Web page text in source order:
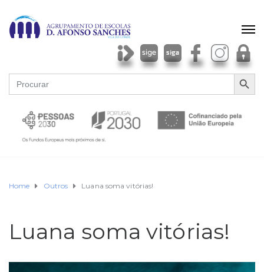
Search
for:
SEARCH
Home Outros Luana soma vitórias!
Luana soma vitórias!